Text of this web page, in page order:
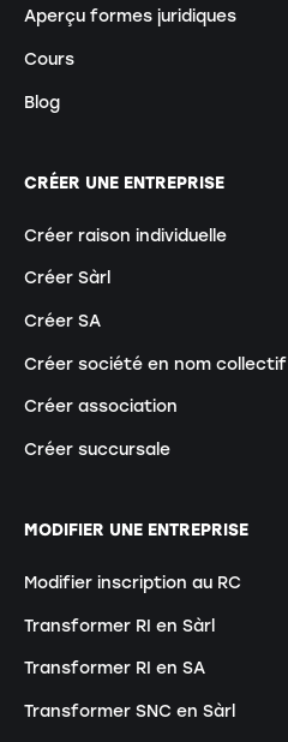
Aperçu formes juridiques
Cours
Blog
CRÉER UNE ENTREPRISE
Créer raison individuelle
Créer Sàrl
Créer SA
Créer société en nom collectif
Créer association
Créer succursale
MODIFIER UNE ENTREPRISE
Modifier inscription au RC
Transformer RI en Sàrl
Transformer RI en SA
Transformer SNC en Sàrl